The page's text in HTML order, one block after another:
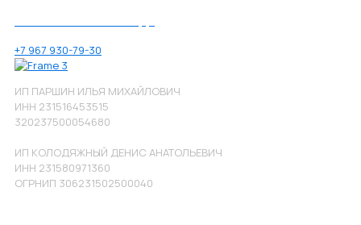
+7 967 930-79-30
ИП ПАРШИН ИЛЬЯ МИХАЙЛОВИЧ
ИНН 231516453515
320237500054680
ИП КОЛОДЯЖНЫЙ ДЕНИС АНАТОЛЬЕВИЧ
ИНН 231580971360
ОГРНИП 306231502500040